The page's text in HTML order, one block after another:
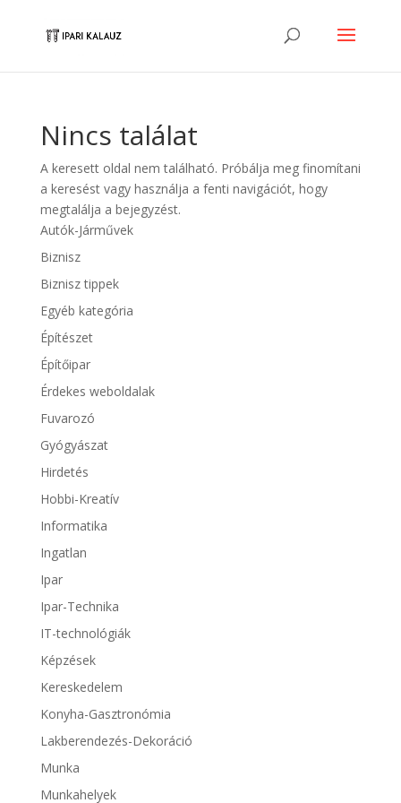
Nincs találat
A keresett oldal nem található. Próbálja meg finomítani
a keresést vagy használja a fenti navigációt, hogy
megtalálja a bejegyzést.
Autók-Járművek
Biznisz
Biznisz tippek
Egyéb kategória
Építészet
Építőipar
Érdekes weboldalak
Fuvarozó
Gyógyászat
Hirdetés
Hobbi-Kreatív
Informatika
Ingatlan
Ipar
Ipar-Technika
IT-technológiák
Képzések
Kereskedelem
Konyha-Gasztronómia
Lakberendezés-Dekoráció
Munka
Munkahelyek